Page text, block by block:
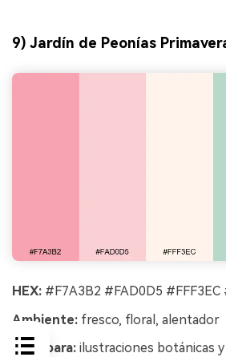
9) Jardín de Peonías
HEX: #F7A3B2 #FAD0D5
Ambiente: fresco, floral, alentador
Ideal para: ilustraciones botánicas y